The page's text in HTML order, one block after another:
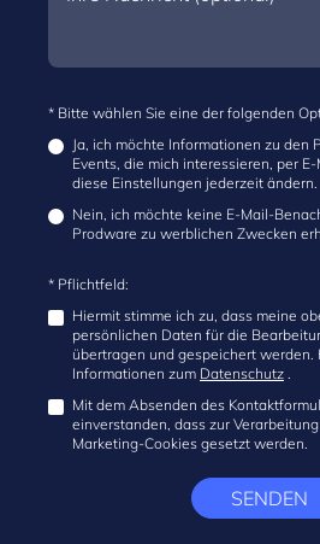
* Bitte wählen Sie eine der folgenden
Ja, ich möchte Informationen zu den
Events, die mich interessieren, per
diese Einstellungen jederzeit ändern.
Nein, ich möchte keine E-Mail-
Prodware zu werblichen Zwecken
* Pflichtfeld:
Hiermit stimme ich zu, dass meine
persönlichen Daten für die
übertragen und gespeichert werden.
Informationen zum Datenschutz .
Mit dem Absenden des
einverstanden, dass zur
Marketing-Cookies gesetzt werden.
SENDEN